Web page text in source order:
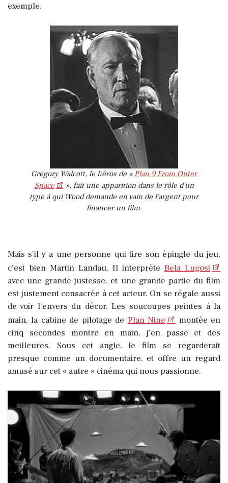
exemple.
Gregory Walcott, le héros de « Plan 9 From Outer
Space
», fait une apparition dans le rôle d'un
type à qui Wood demande en vain de l'argent pour
financer un film.
Mais s’il y a une personne qui tire son épingle du jeu,
c’est bien Martin Landau. Il interprète Bela Lugosi
avec une grande justesse, et une grande partie du film
est justement consacrée à cet acteur. On se régale aussi
de voir l’envers du décor. Les soucoupes peintes à la
main, la cabine de pilotage de Plan Nine
montée en
cinq secondes montre en main, j’en passe et des
meilleures. Sous cet angle, le film se regarderait
presque comme un documentaire, et offre un regard
amusé sur cet « autre » cinéma qui nous passionne.